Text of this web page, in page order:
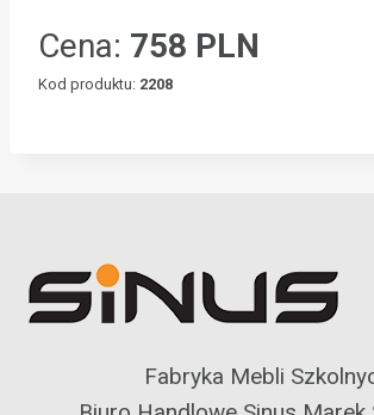
Cena: 758 PLN
Kod produktu: 2208
Fabryka Mebli